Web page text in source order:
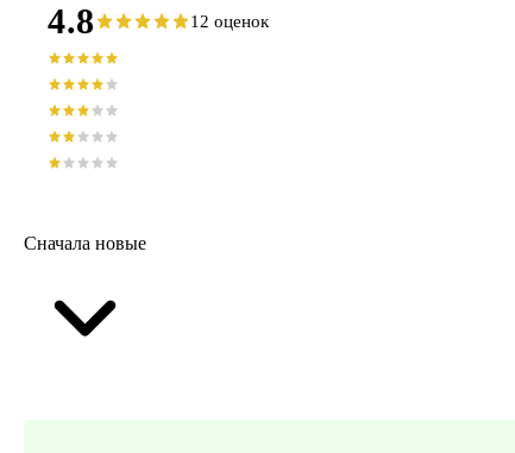
4.8 12 оценок
Сначала новые